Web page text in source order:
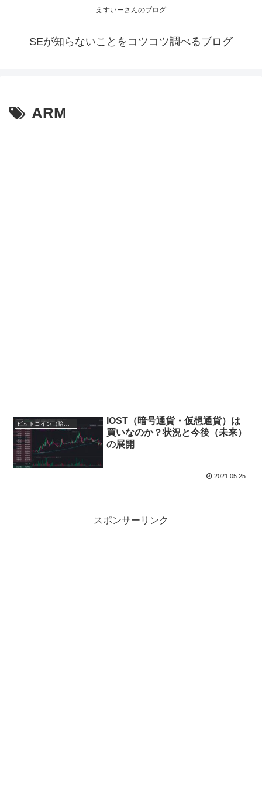
えすいーさんのブログ
SEが知らないことをコツコツ調べるブログ
ARM
ビットコイン（暗号通貨・仮想通貨）
IOST（暗号通貨・仮想通貨）は
買いなのか？状況と今後（未来）
の展開
2021.05.25
スポンサーリンク